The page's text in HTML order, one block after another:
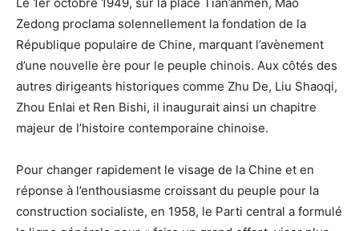
Zedong proclama solennellement la fondation de la
République populaire de Chine, marquant l’avènement
d’une nouvelle ère pour le peuple chinois. Aux côtés des
autres dirigeants historiques comme Zhu De, Liu Shaoqi,
Zhou Enlai et Ren Bishi, il inaugurait ainsi un chapitre
majeur de l’histoire contemporaine chinoise.
Pour changer rapidement le visage de la Chine et en
réponse à l’enthousiasme croissant du peuple pour la
construction socialiste, en 1958, le Parti central a formulé